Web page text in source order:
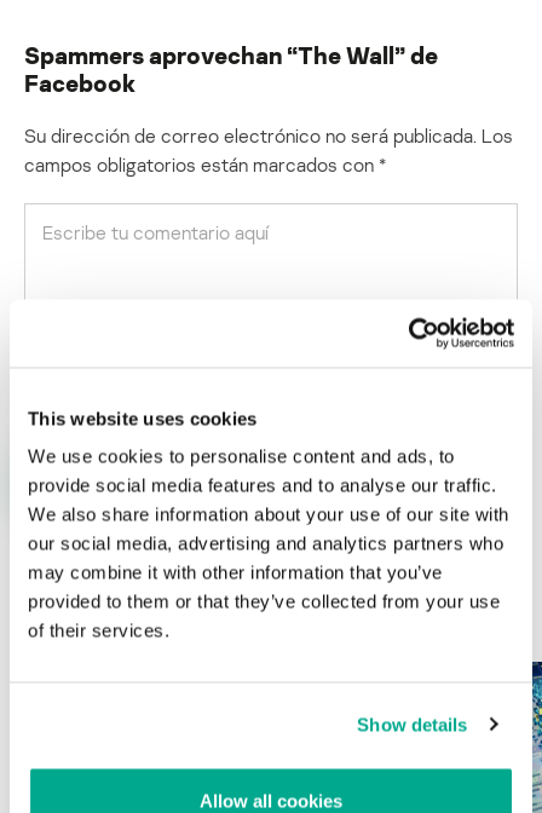
This website uses cookies
We use cookies to personalise content and ads, to
provide social media features and to analyse our traffic.
We also share information about your use of our site with
our social media, advertising and analytics partners who
may combine it with other information that you’ve
provided to them or that they’ve collected from your use
of their services.
Show details
Allow all cookies
Spammers aprovechan “The Wall” de
Facebook
Su dirección de correo electrónico no será publicada. Los
campos obligatorios están marcados con *
ÚLTIMAS PUBLICACIONES